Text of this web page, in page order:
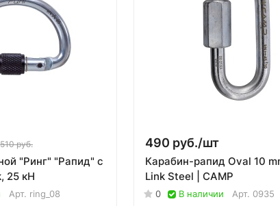
510 руб.
"Ринг" "Рапид" с
25 кН
Арт. ring_08
490 руб./шт
Карабин-рапид Oval 10
Link Steel | CAMP
0 В наличии Арт. 0935